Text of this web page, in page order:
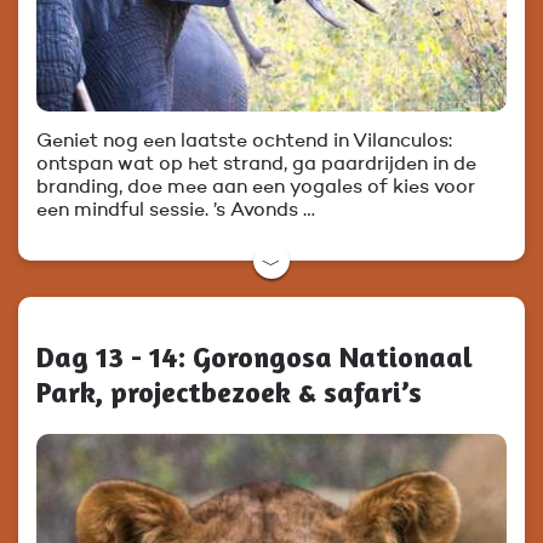
Geniet nog een laatste ochtend in Vilanculos:
ontspan wat op het strand, ga paardrijden in de
branding, doe mee aan een yogales of kies voor
een mindful sessie. ’s Avonds …
﹀
Dag 13 - 14: Gorongosa Nationaal
Park, projectbezoek & safari’s